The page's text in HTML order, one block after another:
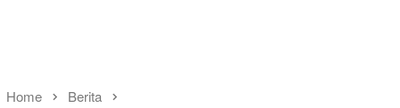
Home Berita